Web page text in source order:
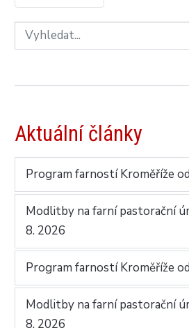
Aktuální články
Program farností Kroměříže
Modlitby na farní pastorační
8. 2026
Program farností Kroměříže
Modlitby na farní pastorační
8. 2026